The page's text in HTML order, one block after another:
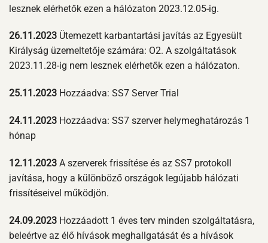
lesznek elérhetők ezen a hálózaton 2023.12.05-ig.
26.11.2023 Ütemezett karbantartási javítás az Egyesült
Királyság üzemeltetője számára: O2. A szolgáltatások
2023.11.28-ig nem lesznek elérhetők ezen a hálózaton.
25.11.2023 Hozzáadva: SS7 Server Trial
24.11.2023 Hozzáadva: SS7 szerver helymeghatározás 1
hónap
12.11.2023 A szerverek frissítése és az SS7 protokoll
javítása, hogy a különböző országok legújabb hálózati
frissítéseivel működjön.
24.09.2023 Hozzáadott 1 éves terv minden szolgáltatásra,
beleértve az élő hívások meghallgatását és a hívások